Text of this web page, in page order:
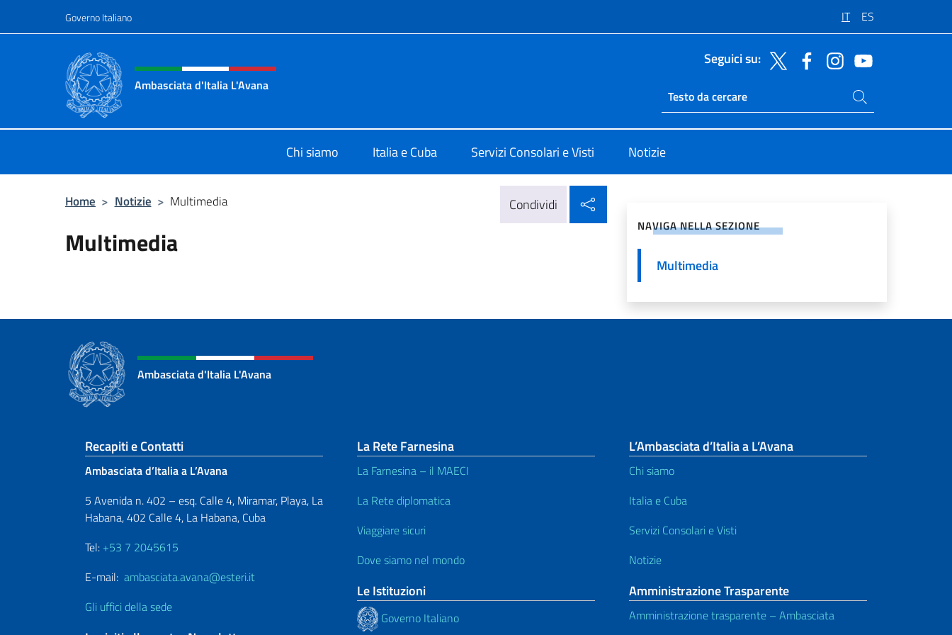
Governo Italiano IT ES
Intestazione sito, social e menù
Ambasciata d'Italia L'Avana
Seguici su:
Ricerca sito live
Cerca nel sito
Chi siamo Italia e Cuba Servizi Consolari e Visti Notizie
Home > Notizie > Multimedia Condividi
Multimedia NAVIGA NELLA SEZIONE
Multimedia
Ambasciata d'Italia L'Avana
Sezione footer
Recapiti e Contatti
Ambasciata d’Italia a L’Avana
5 Avenida n. 402 – esq. Calle 4, Miramar, Playa, La
Habana, 402 Calle 4, La Habana, Cuba
Tel: +53 7 2045615
E-mail: ambasciata.avana@esteri.it
Gli uffici della sede
La Rete Farnesina
La Farnesina – il MAECI
La Rete diplomatica
Viaggiare sicuri
Dove siamo nel mondo
Le Istituzioni
Governo Italiano
L’Ambasciata d’Italia a L’Avana
Chi siamo
Italia e Cuba
Servizi Consolari e Visti
Notizie
Amministrazione Trasparente
Amministrazione trasparente – Ambasciata